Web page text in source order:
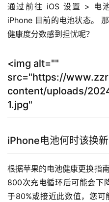
通过前往 iOS 设置 > 电
iPhone 目前的电池状态。
健康度分数感到担忧呢？
<img alt=""
src="https://
content/uploads/
1.jpg"
iPhone电池何时该换
根据苹果的电池健康更换指
800次充电循环后可能会下
于80%或接近此数值，您